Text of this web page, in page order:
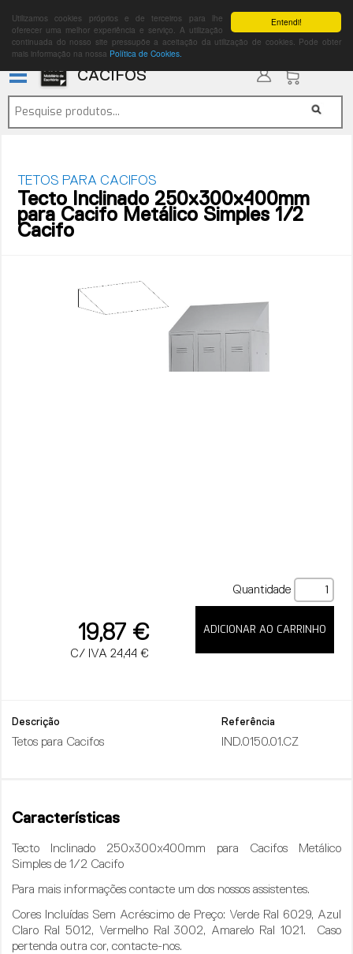
Entendi!
Utilizamos cookies próprios e de terceiros para lhe
oferecer uma melhor experiência e serviço. A utilização
continuada do nosso site pressupõe a aceitação da utilização de cookies. Pode obter
mais informação na nossa Política de Cookies.
CACIFOS
TETOS PARA CACIFOS
Tecto Inclinado 250x300x400mm
para Cacifo Metálico Simples 1/2
Cacifo
19,87 €
C/ IVA 24,44 €
Quantidade
Descrição
Tetos para Cacifos
Referência
IND.0150.01.CZ
Características
Tecto Inclinado 250x300x400mm para Cacifos Metálico
Simples de 1/2 Cacifo
Para mais informações contacte um dos nossos assistentes.
Cores Incluídas Sem Acréscimo de Preço: Verde Ral 6029, Azul
Claro Ral 5012, Vermelho Ral 3002, Amarelo Ral 1021. Caso
pertenda outra cor, contacte-nos.